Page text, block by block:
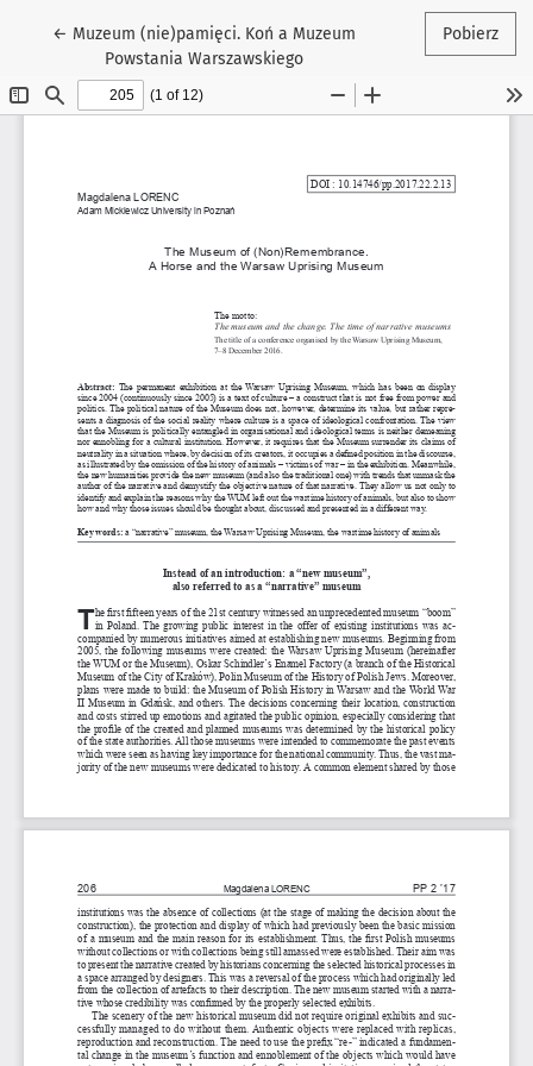
← Wróć do szczegółów artykułu
Muzeum (nie)pamięci. Koń a Muzeum
Powstania Warszawskiego
Pobierz